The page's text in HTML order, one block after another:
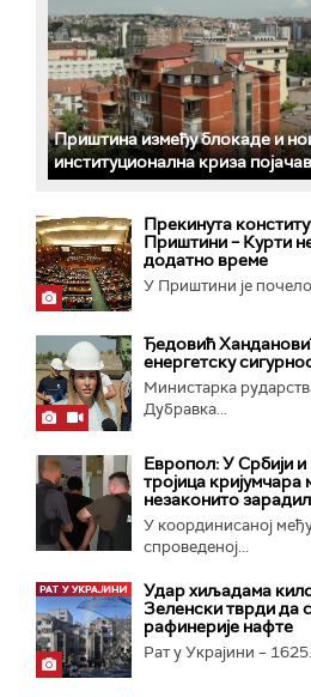
Приштина између блокаде и
институционална криза
Прекинута
Приштини – Курти
додатно време
У Приштини је
Ђедовић
енергетску
Министарка
Дубравка...
Европол: У Србији
тројица кријумчара
незаконито
У координисаној
спроведеној...
Удар хиљадама
Зеленски тврди да
рафинерије нафте
Рат у Украјини –